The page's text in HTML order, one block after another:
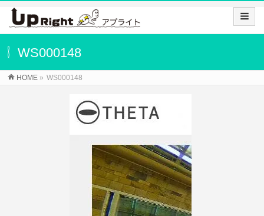
WS000148
HOME » WS000148